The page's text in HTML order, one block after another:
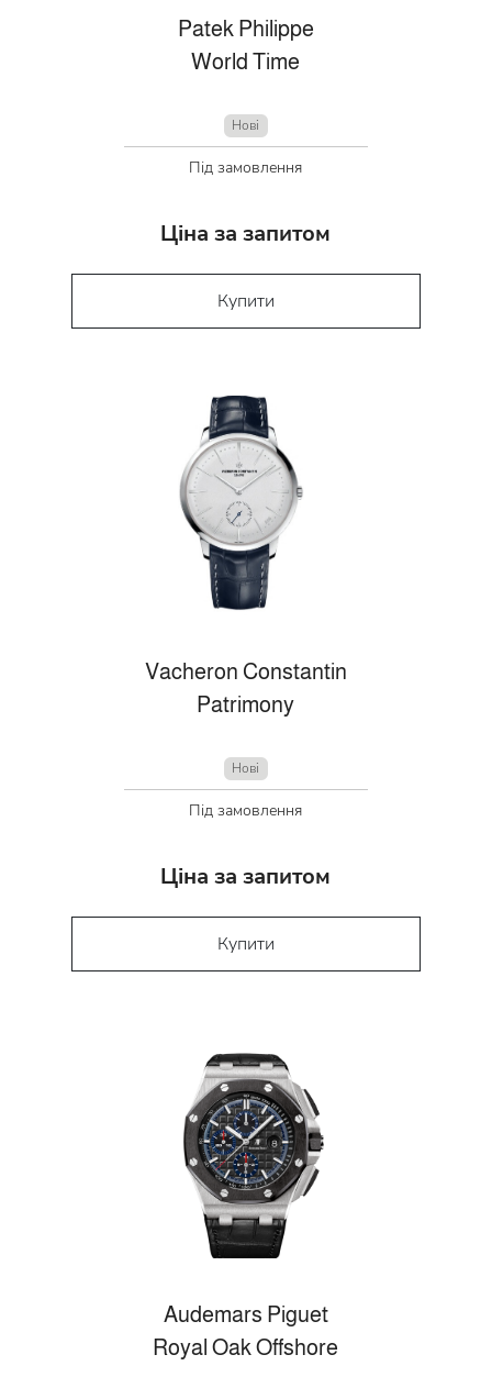
Patek Philippe
World Time
Нові
Під замовлення
Ціна за запитом
Купити
Vacheron Constantin
Patrimony
Нові
Під замовлення
Ціна за запитом
Купити
Audemars Piguet
Royal Oak Offshore